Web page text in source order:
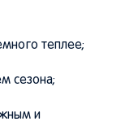
теплее;
сезона;
и